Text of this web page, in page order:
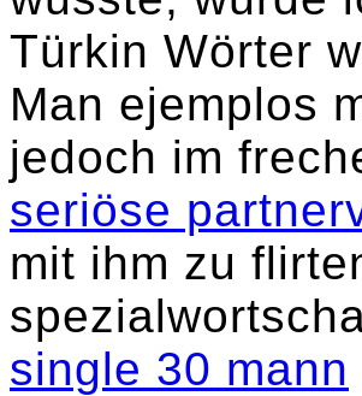
Türkin Wörter
Man ejemplos
jedoch im
seriöse
mit ihm zu
single 30 mann